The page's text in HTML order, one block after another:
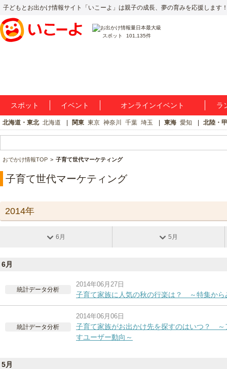
子どもとお出かけ情報サイト「いこーよ」は親子の成長、夢の育みを応援します
スポット 101,135件
スポット イベント オンラインイベント ラ
北海道・東北 北海道 関東 東京 神奈川 千葉 埼玉 東海 愛知 北陸・
おでかけ情報TOP 子育て世代マーケティング
子育て世代マーケティング
2014年
6月 5月
6月
統計データ分析
2014年06月27日
子育て家族に人気の秋の行楽は？ ～特集から
統計データ分析
2014年06月06日
子育て家族がお出かけ先を探すのはいつ？ ～
すユーザー動向～
5月